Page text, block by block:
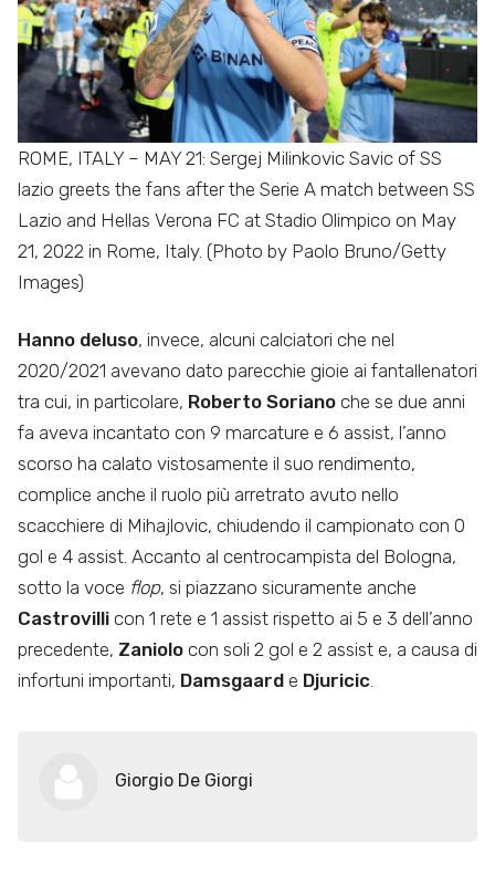
ROME, ITALY – MAY 21: Sergej Milinkovic Savic of SS
lazio greets the fans after the Serie A match between SS
Lazio and Hellas Verona FC at Stadio Olimpico on May
21, 2022 in Rome, Italy. (Photo by Paolo Bruno/Getty
Images)
Hanno deluso, invece, alcuni calciatori che nel
2020/2021 avevano dato parecchie gioie ai fantallenatori
tra cui, in particolare, Roberto Soriano che se due anni
fa aveva incantato con 9 marcature e 6 assist, l’anno
scorso ha calato vistosamente il suo rendimento,
complice anche il ruolo più arretrato avuto nello
scacchiere di Mihajlovic, chiudendo il campionato con 0
gol e 4 assist. Accanto al centrocampista del Bologna,
sotto la voce flop, si piazzano sicuramente anche
Castrovilli con 1 rete e 1 assist rispetto ai 5 e 3 dell’anno
precedente, Zaniolo con soli 2 gol e 2 assist e, a causa di
infortuni importanti, Damsgaard e Djuricic
Giorgio De Giorgi